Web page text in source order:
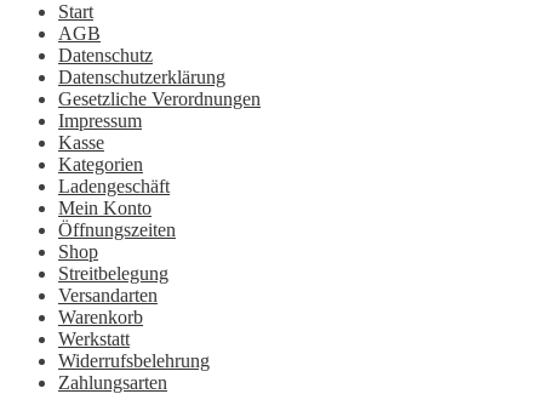
Start
AGB
Datenschutz
Datenschutzerklärung
Gesetzliche Verordnungen
Impressum
Kasse
Kategorien
Ladengeschäft
Mein Konto
Öffnungszeiten
Shop
Streitbelegung
Versandarten
Warenkorb
Werkstatt
Widerrufsbelehrung
Zahlungsarten